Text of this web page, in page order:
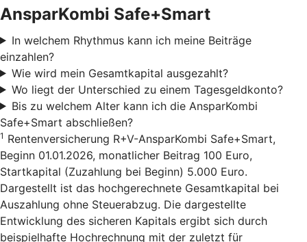
AnsparKombi Safe+Smart
In welchem Rhythmus kann ich meine Beiträge
einzahlen?
Wie wird mein Gesamtkapital ausgezahlt?
Wo liegt der Unterschied zu einem Tagesgeldkonto?
Bis zu welchem Alter kann ich die AnsparKombi
Safe+Smart abschließen?
1 Rentenversicherung R+V-AnsparKombi Safe+Smart,
Beginn 01.01.2026, monatlicher Beitrag 100 Euro,
Startkapital (Zuzahlung bei Beginn) 5.000 Euro.
Dargestellt ist das hochgerechnete Gesamtkapital bei
Auszahlung ohne Steuerabzug. Die dargestellte
Entwicklung des sicheren Kapitals ergibt sich durch
beispielhafte Hochrechnung mit der zuletzt für